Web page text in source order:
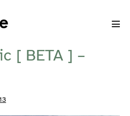
[ BETA ] –